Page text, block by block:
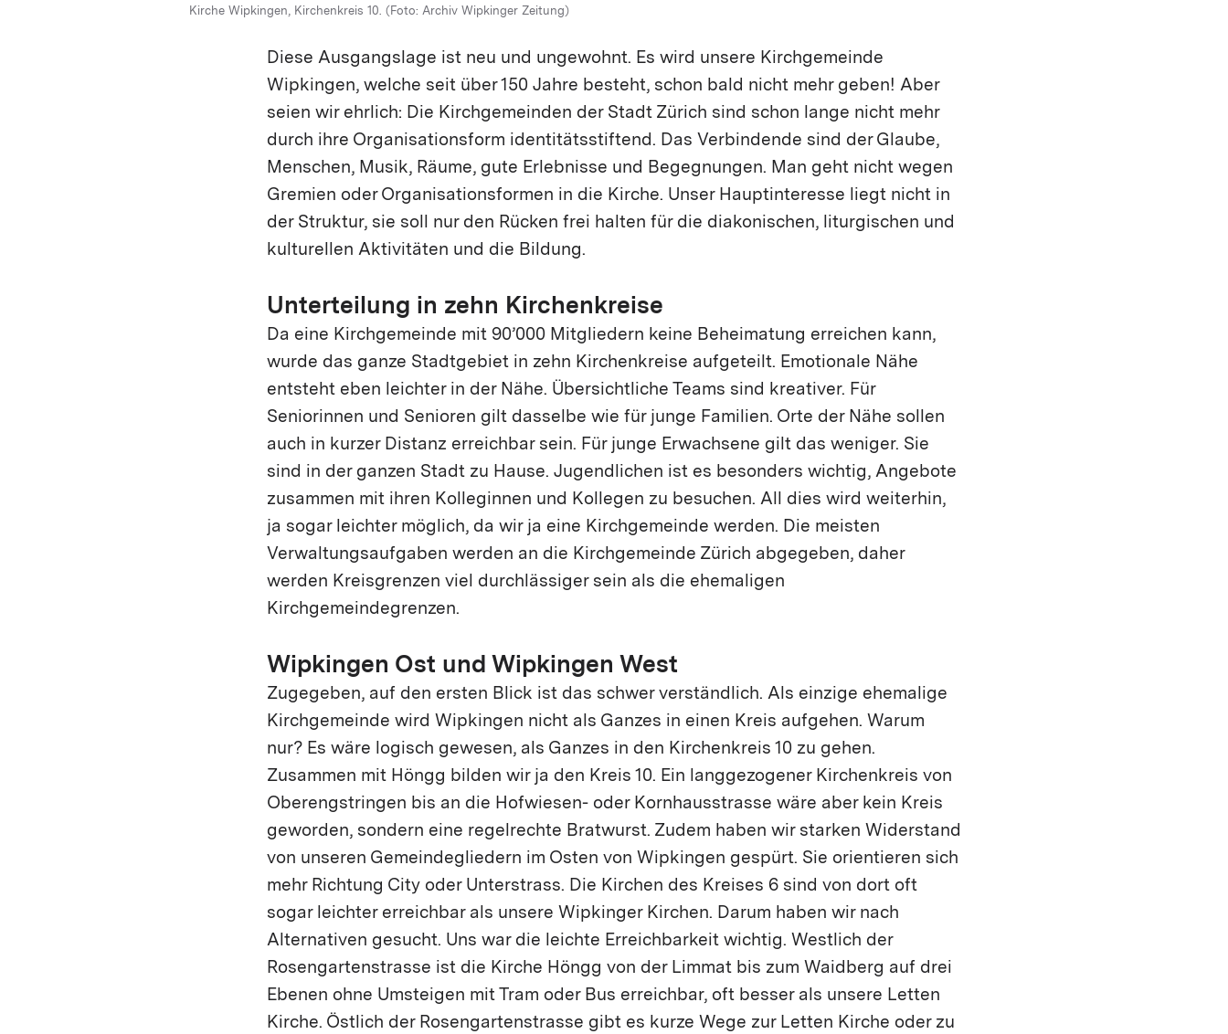
Kirche Wipkingen, Kirchenkreis 10. (Foto: Archiv Wipkinger Zeitung)
Kirche Höngg, Kirchenkreis 10.
Kirche Unterstrass, Kirchenkreis 6.
Diese Ausgangslage ist neu und ungewohnt. Es wird unsere Kirchgemeinde
Wipkingen, welche seit über 150 Jahre besteht, schon bald nicht mehr geben! Aber
seien wir ehrlich: Die Kirchgemeinden der Stadt Zürich sind schon lange nicht mehr
durch ihre Organisationsform identitätsstiftend. Das Verbindende sind der Glaube,
Menschen, Musik, Räume, gute Erlebnisse und Begegnungen. Man geht nicht wegen
Gremien oder Organisationsformen in die Kirche. Unser Hauptinteresse liegt nicht in
der Struktur, sie soll nur den Rücken frei halten für die diakonischen, liturgischen und
kulturellen Aktivitäten und die Bildung.
Unterteilung in zehn Kirchenkreise
Da eine Kirchgemeinde mit 90’000 Mitgliedern keine Beheimatung erreichen kann,
wurde das ganze Stadtgebiet in zehn Kirchenkreise aufgeteilt. Emotionale Nähe
entsteht eben leichter in der Nähe. Übersichtliche Teams sind kreativer. Für
Seniorinnen und Senioren gilt dasselbe wie für junge Familien. Orte der Nähe sollen
auch in kurzer Distanz erreichbar sein. Für junge Erwachsene gilt das weniger. Sie
sind in der ganzen Stadt zu Hause. Jugendlichen ist es besonders wichtig, Angebote
zusammen mit ihren Kolleginnen und Kollegen zu besuchen. All dies wird weiterhin,
ja sogar leichter möglich, da wir ja eine Kirchgemeinde werden. Die meisten
Verwaltungsaufgaben werden an die Kirchgemeinde Zürich abgegeben, daher
werden Kreisgrenzen viel durchlässiger sein als die ehemaligen
Kirchgemeindegrenzen.
Wipkingen Ost und Wipkingen West
Zugegeben, auf den ersten Blick ist das schwer verständlich. Als einzige ehemalige
Kirchgemeinde wird Wipkingen nicht als Ganzes in einen Kreis aufgehen. Warum
nur? Es wäre logisch gewesen, als Ganzes in den Kirchenkreis 10 zu gehen.
Zusammen mit Höngg bilden wir ja den Kreis 10. Ein langgezogener Kirchenkreis von
Oberengstringen bis an die Hofwiesen- oder Kornhausstrasse wäre aber kein Kreis
geworden, sondern eine regelrechte Bratwurst. Zudem haben wir starken Widerstand
von unseren Gemeindegliedern im Osten von Wipkingen gespürt. Sie orientieren sich
mehr Richtung City oder Unterstrass. Die Kirchen des Kreises 6 sind von dort oft
sogar leichter erreichbar als unsere Wipkinger Kirchen. Darum haben wir nach
Alternativen gesucht. Uns war die leichte Erreichbarkeit wichtig. Westlich der
Rosengartenstrasse ist die Kirche Höngg von der Limmat bis zum Waidberg auf drei
Ebenen ohne Umsteigen mit Tram oder Bus erreichbar, oft besser als unsere Letten
Kirche. Östlich der Rosengartenstrasse gibt es kurze Wege zur Letten Kirche oder zu